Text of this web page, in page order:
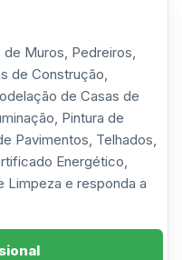
Muros, Pedreiros,
de Construção,
de Casas de
Pintura de
Pavimentos, Telhados,
Energético,
Limpeza e responda a